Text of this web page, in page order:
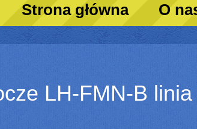
Strona główna O
LH-FMN-B